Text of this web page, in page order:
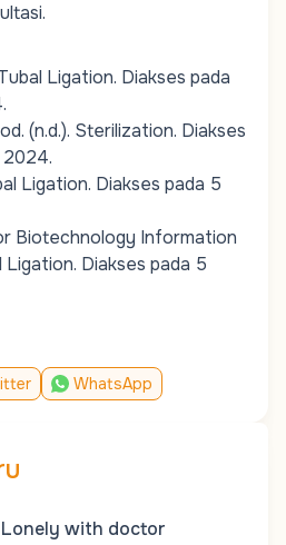
Ligation. Diakses pada
(n.d.). Sterilization. Diakses
Ligation. Diakses pada 5
Biotechnology Information
Ligation. Diakses pada 5
WhatsApp
Lonely with doctor